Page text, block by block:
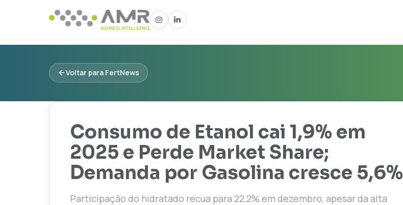
Voltar para FertNews
Consumo de Etanol cai 1,9% em
2025 e Perde Market Share;
Demanda por Gasolina cresce 5,6%
Participação do hidratado recua para 22,2% em dezembro, apesar da alta